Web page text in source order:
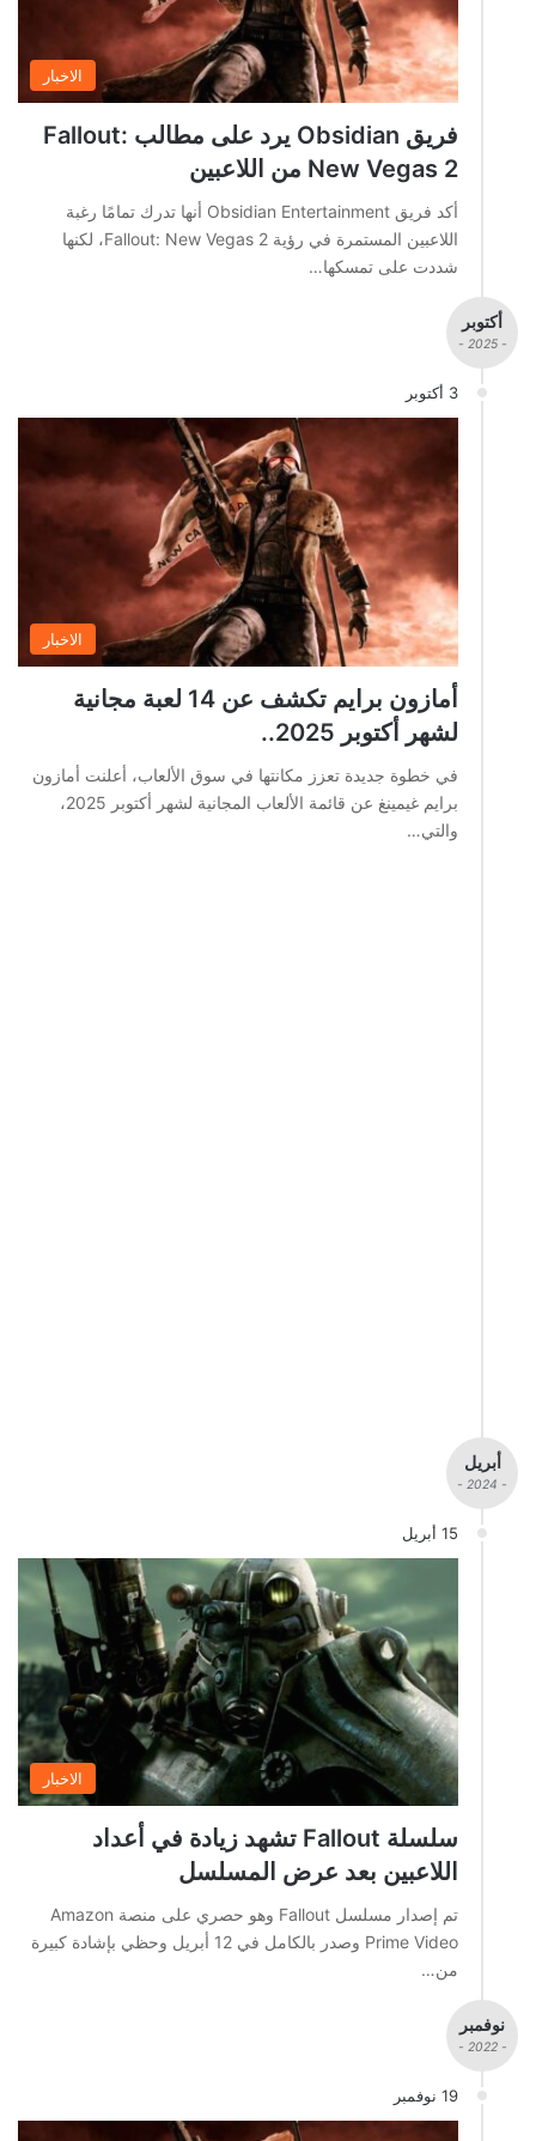
الاخبار
فريق Obsidian يرد على مطالب Fallout:
New Vegas 2 من اللاعبين
أكد فريق Obsidian Entertainment أنها تدرك تمامًا رغبة
اللاعبين المستمرة في رؤية Fallout: New Vegas 2، لكنها
شددت على تمسكها…
أكتوبر
- 2025 -
3 أكتوبر
الاخبار
أمازون برايم تكشف عن 14 لعبة مجانية
لشهر أكتوبر 2025..
في خطوة جديدة تعزز مكانتها في سوق الألعاب، أعلنت أمازون
برايم غيمينغ عن قائمة الألعاب المجانية لشهر أكتوبر 2025،
والتي…
أبريل
- 2024 -
15 أبريل
الاخبار
سلسلة Fallout تشهد زيادة في أعداد
اللاعبين بعد عرض المسلسل
تم إصدار مسلسل Fallout وهو حصري على منصة Amazon
Prime Video وصدر بالكامل في 12 أبريل وحظي بإشادة كبيرة
من…
نوفمبر
- 2022 -
19 نوفمبر